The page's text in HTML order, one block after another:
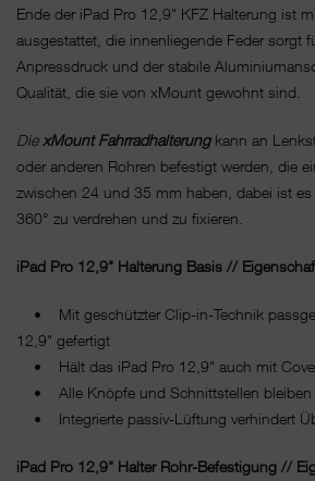
Ende der iPad Pro 12,9" KFZ Halterung ist
ausgestattet, die innenliegende Feder sorgt
Anpressdruck und der stabile
Qualität, die sie von xMount gewohnt sind.
Die xMount Fahrradhalterungkann an
oder anderen Rohren befestigt werden, die
zwischen 24 und 35 mm haben, dabei ist
360° zu verdrehen und zu fixieren.
iPad Pro 12,9" Halterung Basis //
• Mit geschützter Clip-in-Technik
12,9" gefertigt
• Hält das iPad Pro 12,9" auch mit
• Alle Knöpfe und Schnittstellen bleiben
• Integrierte passiv-Lüftung verhindert
iPad Pro 12,9" Halter Rohr-Befestigung //